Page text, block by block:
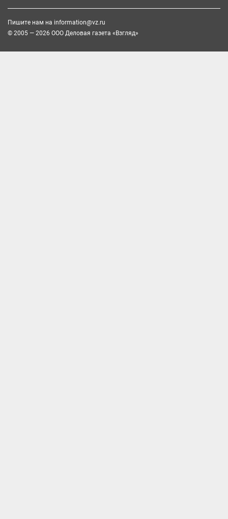
Пишите нам на information@vz.ru
© 2005 — 2026 ООО Деловая газета «Взгляд»